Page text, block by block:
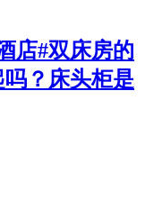
店#双床房的
？床头柜是